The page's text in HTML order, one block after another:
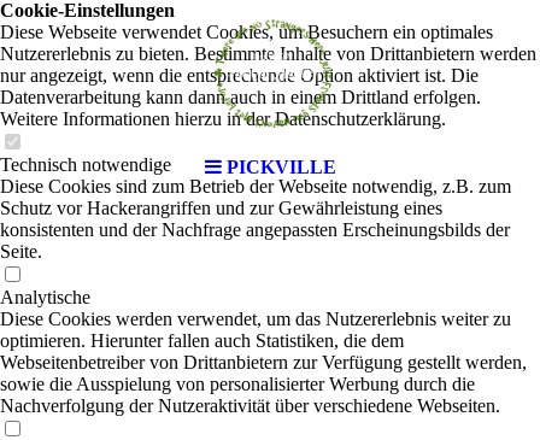
PICKVILLE
Cookie-Einstellungen
Diese Webseite verwendet Cookies, um Besuchern ein optimales
Nutzererlebnis zu bieten. Bestimmte Inhalte von Drittanbietern werden
nur angezeigt, wenn die entsprechende Option aktiviert ist. Die
Datenverarbeitung kann dann auch in einem Drittland erfolgen.
Weitere Informationen hierzu in der Datenschutzerklärung.
Technisch notwendige
Diese Cookies sind zum Betrieb der Webseite notwendig, z.B. zum
Schutz vor Hackerangriffen und zur Gewährleistung eines
konsistenten und der Nachfrage angepassten Erscheinungsbilds der
Seite.
Analytische
Diese Cookies werden verwendet, um das Nutzererlebnis weiter zu
optimieren. Hierunter fallen auch Statistiken, die dem
Webseitenbetreiber von Drittanbietern zur Verfügung gestellt werden,
sowie die Ausspielung von personalisierter Werbung durch die
Nachverfolgung der Nutzeraktivität über verschiedene Webseiten.